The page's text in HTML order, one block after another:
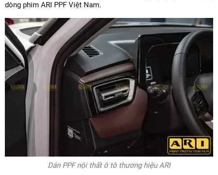
dòng phim ARI PPF Việt Nam.
Dán PPF nội thất ô tô thương hiệu ARI